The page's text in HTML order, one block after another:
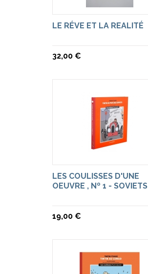
LE RÉVE ET LA REALITÉ
32,00 €
LES COULISSES D'UNE
OEUVRE , Nº 1 - SOVIETS
19,00 €